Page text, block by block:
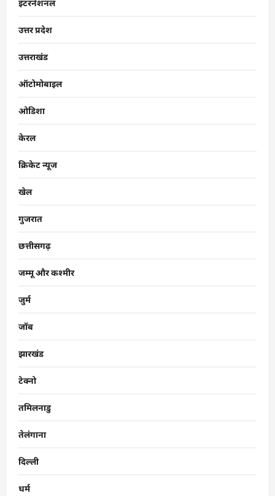
इंटरनेशनल
उत्तर प्रदेश
उत्तराखंड
ऑटोमोबाइल
ओडिशा
केरल
क्रिकेट न्यूज
खेल
गुजरात
छत्तीसगढ़
जम्मू और कश्मीर
जुर्म
जॉब
झारखंड
टेक्नो
तमिलनाडु
तेलंगाना
दिल्ली
धर्म